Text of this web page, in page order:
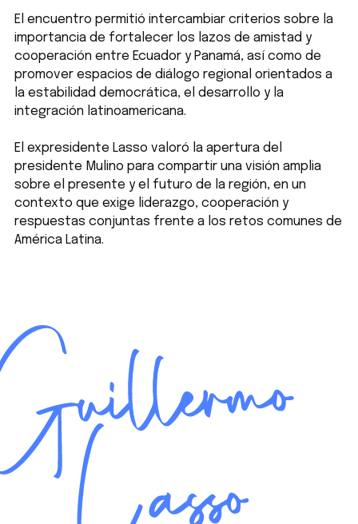
El encuentro permitió intercambiar criterios sobre la
importancia de fortalecer los lazos de amistad y
cooperación entre Ecuador y Panamá, así como de
promover espacios de diálogo regional orientados a
la estabilidad democrática, el desarrollo y la
integración latinoamericana.
El expresidente Lasso valoró la apertura del
presidente Mulino para compartir una visión amplia
sobre el presente y el futuro de la región, en un
contexto que exige liderazgo, cooperación y
respuestas conjuntas frente a los retos comunes de
América Latina.